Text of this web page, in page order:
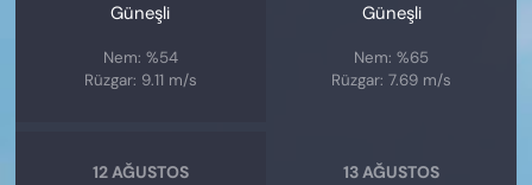
Güneşli
Nem: %54
Rüzgar: 9.11 m/s
Güneşli
Nem: %65
Rüzgar: 7.69 m/s
12 AĞUSTOS 13 AĞUSTOS